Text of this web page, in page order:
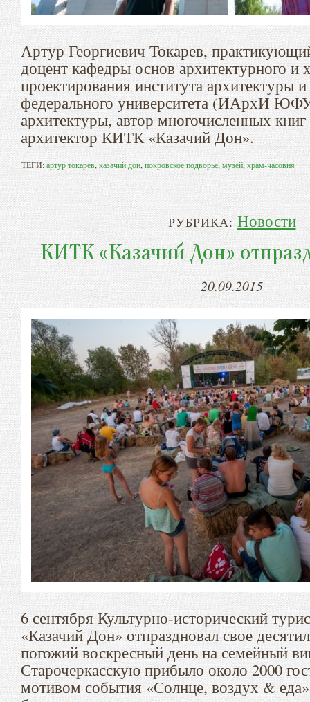
Артур Георгиевич Токарев,
доцент кафедры основ архитектурного и
проектирования института архитектуры
федерального университета (ИАрхИ
архитектуры, автор многочисленных
архитектор КИТК «Казачий Дон».
ТЕГИ:артур токарев,казачий дон, покровское подворье,музей, храм-часовня
РУБРИКА: Новости
КИТК «Казачий Дон»
20.09.2015
6 сентября Культурно-исторический
«Казачий Дон» отпраздновал свое
погожий воскресный день на семейный
Старочеркасскую прибыло около 2000
мотивом события «Солнце, воздух & еда»